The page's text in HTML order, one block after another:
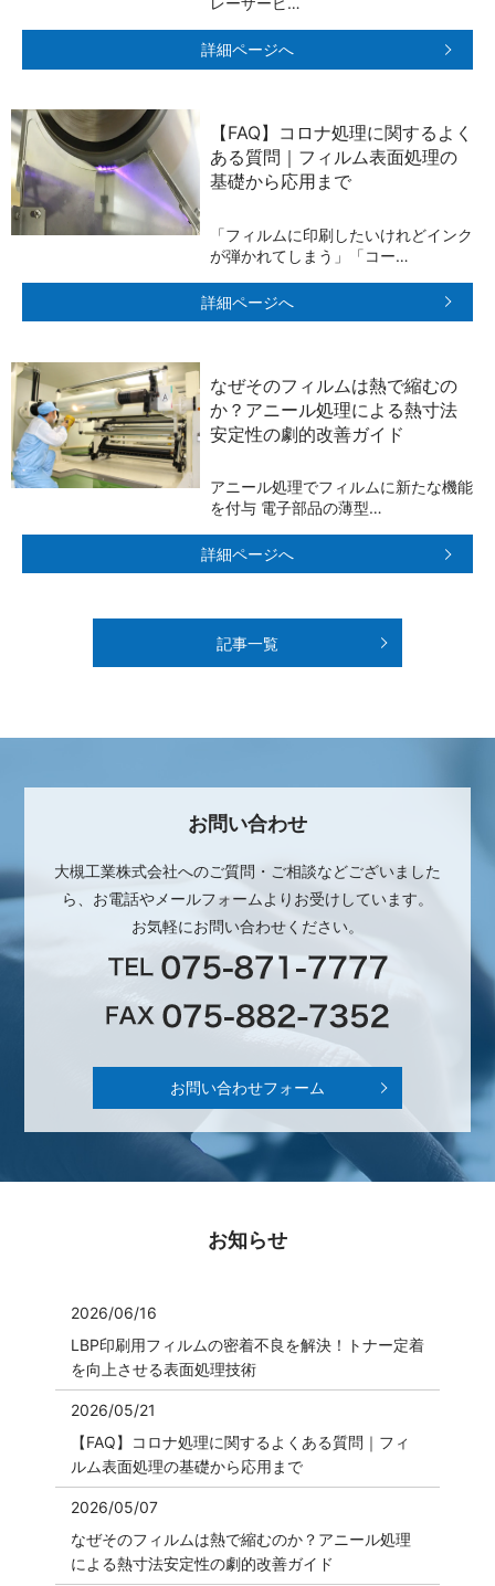
詳細ページへ
【FAQ】コロナ処理に関するよく
ある質問｜フィルム表面処理の
基礎から応用まで
「フィルムに印刷したいけれどインク
が弾かれてしまう」「コー…
詳細ページへ
なぜそのフィルムは熱で縮むの
か？アニール処理による熱寸法
安定性の劇的改善ガイド
アニール処理でフィルムに新たな機能
を付与 電子部品の薄型…
詳細ページへ
記事一覧
お問い合わせ
大槻工業株式会社へのご質問・ご相談などございました
ら、お電話やメールフォームよりお受けしています。
お気軽にお問い合わせください。
お問い合わせフォーム
お知らせ
2026/06/16
LBP印刷用フィルムの密着不良を解決！トナー定着
を向上させる表面処理技術
2026/05/21
【FAQ】コロナ処理に関するよくある質問｜フィ
ルム表面処理の基礎から応用まで
2026/05/07
なぜそのフィルムは熱で縮むのか？アニール処理
による熱寸法安定性の劇的改善ガイド